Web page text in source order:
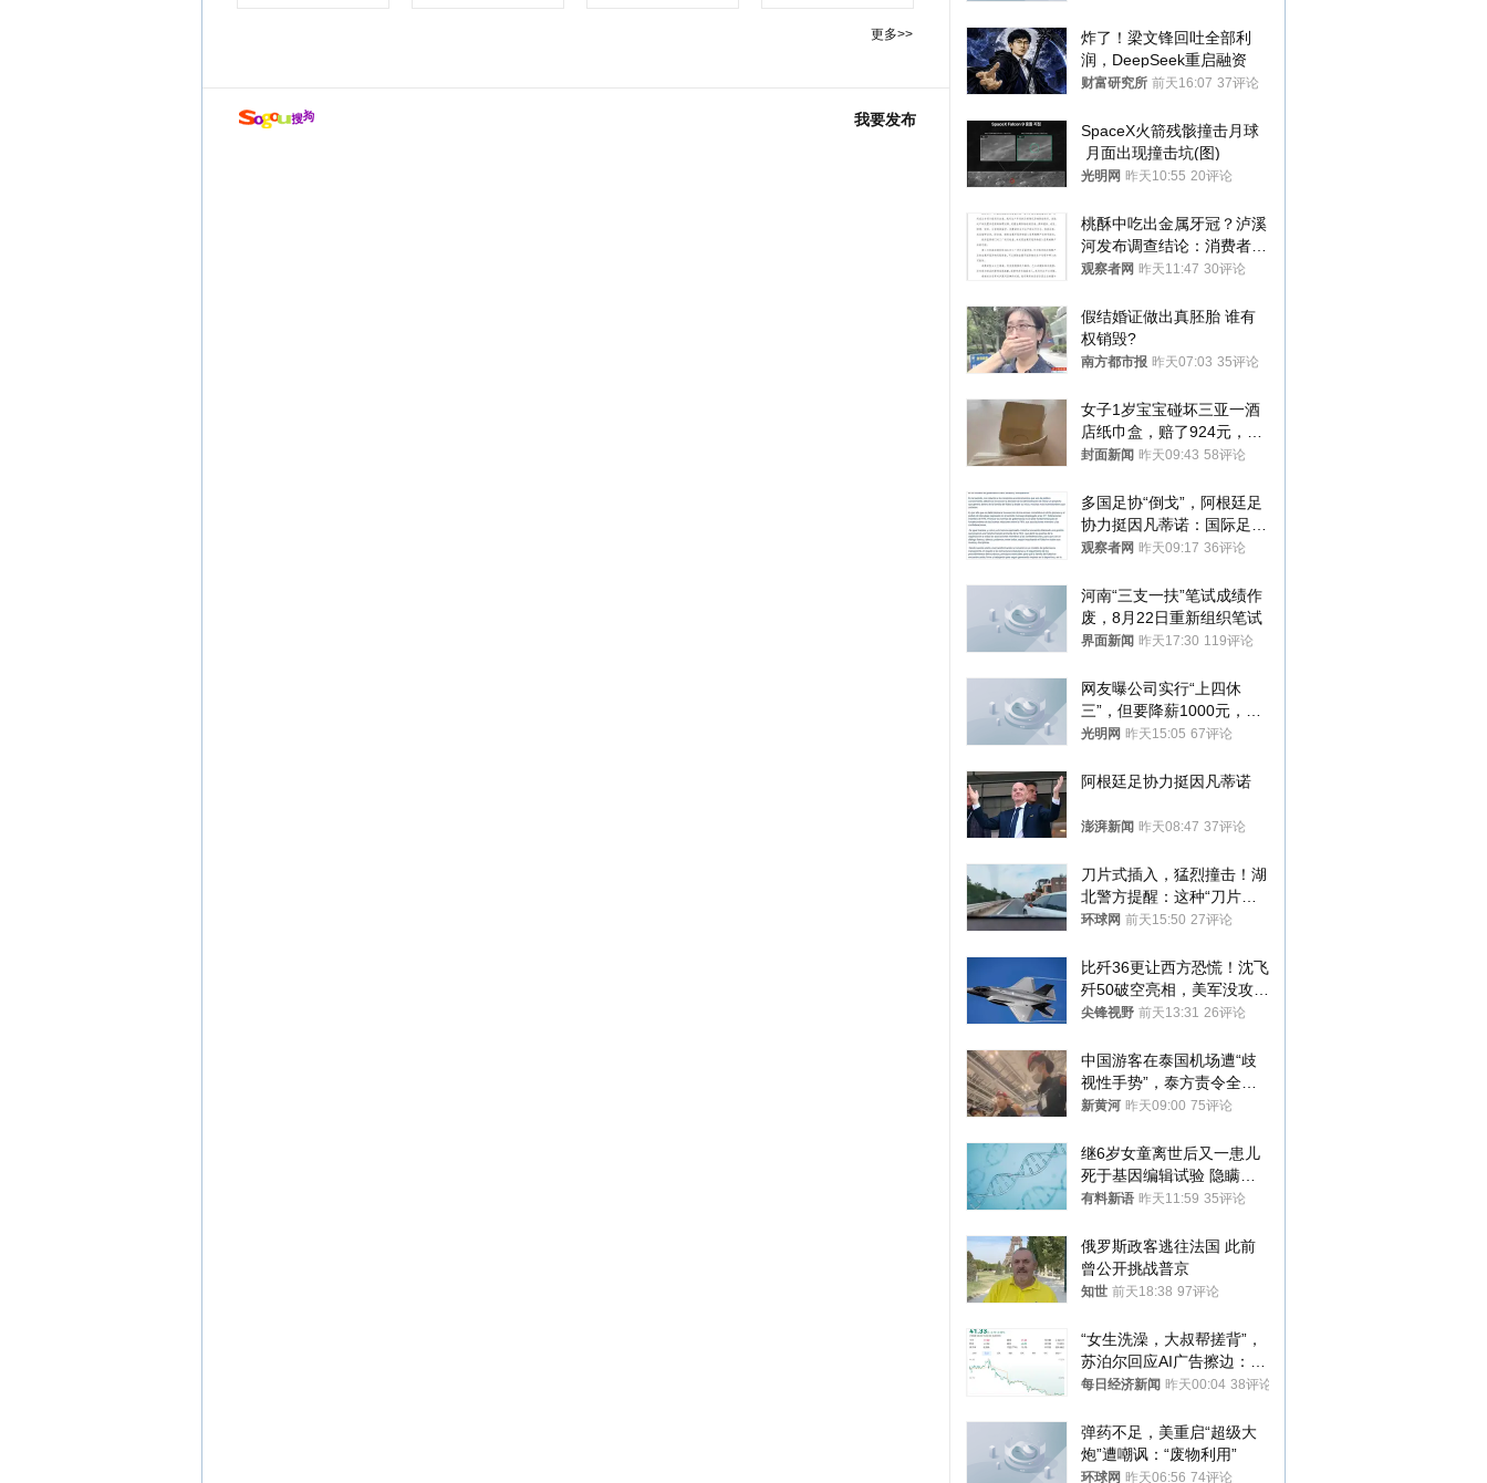
更多>>
我要发布
炸了！梁文锋回吐全部利
润，DeepSeek重启融资
财富研究所 前天16:07 37评论
SpaceX火箭残骸撞击月球
月面出现撞击坑(图)
光明网 昨天10:55 20评论
桃酥中吃出金属牙冠？泸溪
河发布调查结论：消费者已
澄清，所发视频情况不属实
观察者网 昨天11:47 30评论
假结婚证做出真胚胎 谁有
权销毁?
南方都市报 昨天07:03 35评论
女子1岁宝宝碰坏三亚一酒
店纸巾盒，赔了924元，发
帖吐槽后酒店退还一半的
封面新闻 昨天09:43 58评论
多国足协“倒戈”，阿根廷足
协力挺因凡蒂诺：国际足联
今后应继续在其领导下前行
观察者网 昨天09:17 36评论
河南“三支一扶”笔试成绩作
废，8月22日重新组织笔试
界面新闻 昨天17:30 119评论
网友曝公司实行“上四休
三”，但要降薪1000元，不
接受只能辞职
光明网 昨天15:05 67评论
阿根廷足协力挺因凡蒂诺
澎湃新闻 昨天08:47 37评论
刀片式插入，猛烈撞击！湖
北警方提醒：这种“刀片超
车”，太危险了
环球网 前天15:50 27评论
比歼36更让西方恐慌！沈飞
歼50破空亮相，美军没攻克
的技术被拿下
尖锋视野 前天13:31 26评论
中国游客在泰国机场遭“歧
视性手势”，泰方责令全面
调查，对责任人采取最严厉
新黄河 昨天09:00 75评论
继6岁女童离世后又一患儿
死于基因编辑试验 隐瞒一
年才对外披露
有料新语 昨天11:59 35评论
俄罗斯政客逃往法国 此前
曾公开挑战普京
知世 前天18:38 97评论
“女生洗澡，大叔帮搓背”，
苏泊尔回应AI广告擦边：视
频全下架，已强化内容管理
每日经济新闻 昨天00:04 38评论
弹药不足，美重启“超级大
炮”遭嘲讽：“废物利用”
环球网 昨天06:56 74评论